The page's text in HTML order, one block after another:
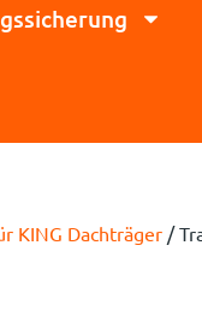
KING Dachträger /